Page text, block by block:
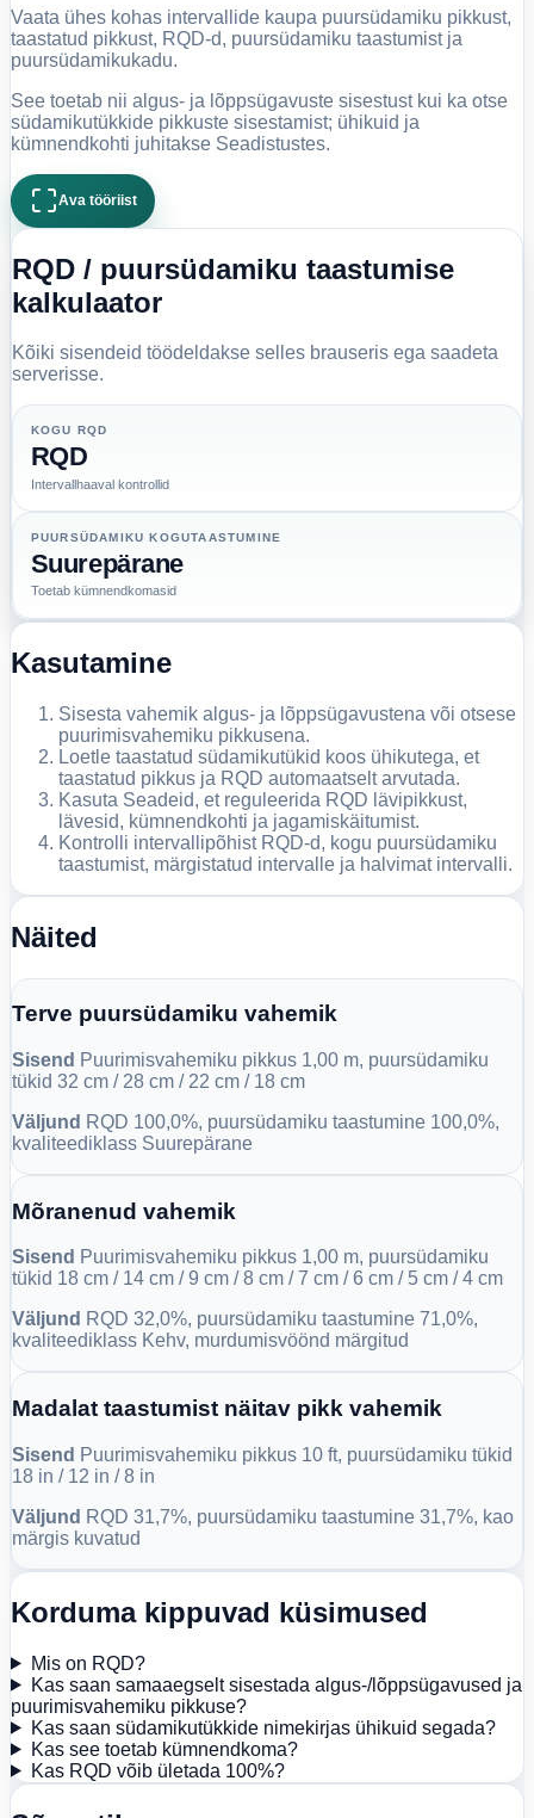
Vaata ühes kohas intervallide kaupa puursüdamiku pikkust,
taastatud pikkust, RQD-d, puursüdamiku taastumist ja
puursüdamikukadu.
See toetab nii algus- ja lõppsügavuste sisestust kui ka otse
südamikutükkide pikkuste sisestamist; ühikuid ja
kümnendkohti juhitakse Seadistustes.
Ava tööriist
RQD / puursüdamiku taastumise
kalkulaator
Kõiki sisendeid töödeldakse selles brauseris ega saadeta
serverisse.
KOGU RQD
RQD
Intervallhaaval kontrollid
PUURSÜDAMIKU KOGUTAASTUMINE
Suurepärane
Toetab kümnendkomasid
Kasutamine
Sisesta vahemik algus- ja lõppsügavustena või otsese
puurimisvahemiku pikkusena.
Loetle taastatud südamikutükid koos ühikutega, et
taastatud pikkus ja RQD automaatselt arvutada.
Kasuta Seadeid, et reguleerida RQD lävipikkust,
lävesid, kümnendkohti ja jagamiskäitumist.
Kontrolli intervallipõhist RQD-d, kogu puursüdamiku
taastumist, märgistatud intervalle ja halvimat intervalli.
Näited
Terve puursüdamiku vahemik
Sisend Puurimisvahemiku pikkus 1,00 m, puursüdamiku
tükid 32 cm / 28 cm / 22 cm / 18 cm
Väljund RQD 100,0%, puursüdamiku taastumine 100,0%,
kvaliteediklass Suurepärane
Mõranenud vahemik
Sisend Puurimisvahemiku pikkus 1,00 m, puursüdamiku
tükid 18 cm / 14 cm / 9 cm / 8 cm / 7 cm / 6 cm / 5 cm / 4 cm
Väljund RQD 32,0%, puursüdamiku taastumine 71,0%,
kvaliteediklass Kehv, murdumisvöönd märgitud
Madalat taastumist näitav pikk vahemik
Sisend Puurimisvahemiku pikkus 10 ft, puursüdamiku tükid
18 in / 12 in / 8 in
Väljund RQD 31,7%, puursüdamiku taastumine 31,7%, kao
märgis kuvatud
Korduma kippuvad küsimused
Mis on RQD?
Kas saan samaaegselt sisestada algus-/lõppsügavused ja
puurimisvahemiku pikkuse?
Kas saan südamikutükkide nimekirjas ühikuid segada?
Kas see toetab kümnendkoma?
Kas RQD võib ületada 100%?